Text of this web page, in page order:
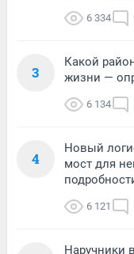
6 334
3
Какой
жизни —
6 134
4
Новый
мост для
6 121
Наручники